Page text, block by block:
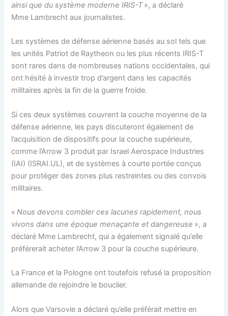
ainsi que du système moderne IRIS-T», a déclaré
Mme Lambrecht aux journalistes.
Les systèmes de défense aérienne basés au sol tels que
les unités Patriot de Raytheon ou les plus récents IRIS-T
sont rares dans de nombreuses nations occidentales, qui
ont hésité à investir trop d’argent dans les capacités
militaires après la fin de la guerre froide.
Si ces deux systèmes couvrent la couche moyenne de la
défense aérienne, les pays discuteront également de
l’acquisition de dispositifs pour la couche supérieure,
comme l’Arrow 3 produit par Israel Aerospace Industries
(IAI) (ISRAI.UL), et de systèmes à courte portée conçus
pour protéger des zones plus restreintes ou des convois
militaires.
«Nous devons combler ces lacunes rapidement, nous
vivons dans une époque menaçante et dangereuse », a
déclaré Mme Lambrecht, qui a également signalé qu’elle
préférerait acheter l’Arrow 3 pour la couche supérieure.
La France et la Pologne ont toutefois refusé la proposition
allemande de rejoindre le bouclier.
Alors que Varsovie a déclaré qu’elle préférait mettre en